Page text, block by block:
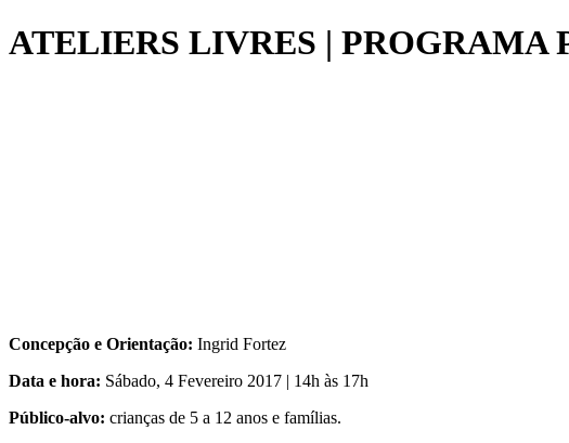
ATELIERS LIVRES | PROGRAMA
Concepção e Orientação: Ingrid Fortez
Data e hora: Sábado, 4 Fevereiro 2017 | 14h às 17h
Público-alvo: crianças de 5 a 12 anos e famílias.